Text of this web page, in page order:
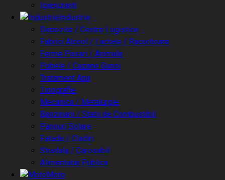
Igienizanti
Industrie
Depozite / Centre Logistice
Fabrici Alcool / Lactate / Racoritoare
Ferme Pasari / Animale
Pubele / Cazane Gunoi
Tratament Apa
Tipografie
Mecanica / Metalurgie
Benzinarii / Statii de Combustibil
Panouri Solare
Fatade / Cladiri
Stradala / Carosabil
Alimentatie Publica
Moto